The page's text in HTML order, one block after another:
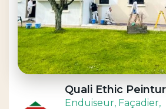
Quali Ethic
Enduiseur, Façadier,